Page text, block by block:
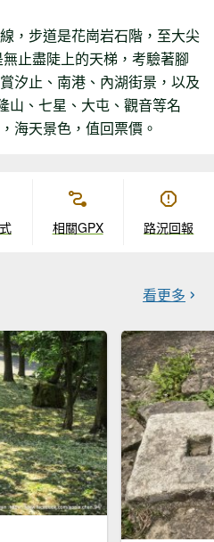
，步道是花崗岩石階，至大尖
止盡陡上的天梯，考驗著腳
汐止、南港、內湖街景，以及
山、七星、大屯、觀音等名
海天景色，值回票價。
相關GPX 路況回報
看更多